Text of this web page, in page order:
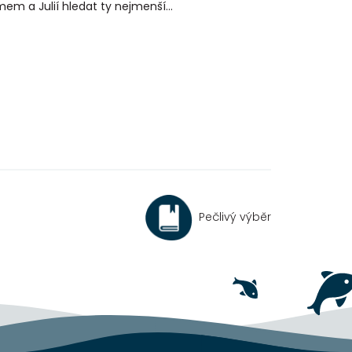
a Julií hledat ty nejmenší...
Pečlivý výběr